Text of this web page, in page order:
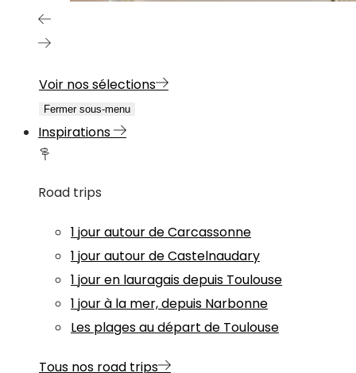
Voir nos sélections
Fermer sous-menu
Inspirations
Road trips
1 jour autour de Carcassonne
1 jour autour de Castelnaudary
1 jour en lauragais depuis Toulouse
1 jour à la mer, depuis Narbonne
Les plages au départ de Toulouse
Tous nos road trips